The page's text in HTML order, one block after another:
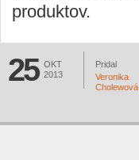
produktov.
25 OKT
2013
Pridal
Veronika
Cholewová